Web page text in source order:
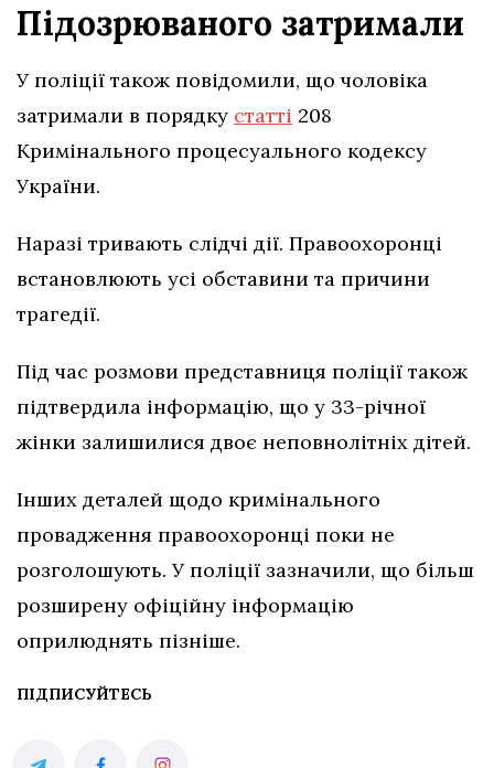
Підозрюваного затримали
У поліції також повідомили, що чоловіка
затримали в порядку статті 208
Кримінального процесуального кодексу
України.
Наразі тривають слідчі дії. Правоохоронці
встановлюють усі обставини та причини
трагедії.
Під час розмови представниця поліції також
підтвердила інформацію, що у 33-річної
жінки залишилися двоє неповнолітніх дітей.
Інших деталей щодо кримінального
провадження правоохоронці поки не
розголошують. У поліції зазначили, що більш
розширену офіційну інформацію
оприлюднять пізніше.
ПІДПИСУЙТЕСЬ